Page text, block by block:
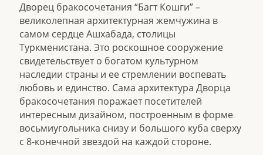
Дворец бракосочетания “Багт Кошги” –
великолепная архитектурная жемчужина в
самом сердце Ашхабада, столицы
Туркменистана. Это роскошное сооружение
свидетельствует о богатом культурном
наследии страны и ее стремлении воспевать
любовь и единство. Сама архитектура Дворца
бракосочетания поражает посетителей
интересным дизайном, построенным в форме
восьмиугольника снизу и большого куба сверху
с 8-конечной звездой на каждой стороне.